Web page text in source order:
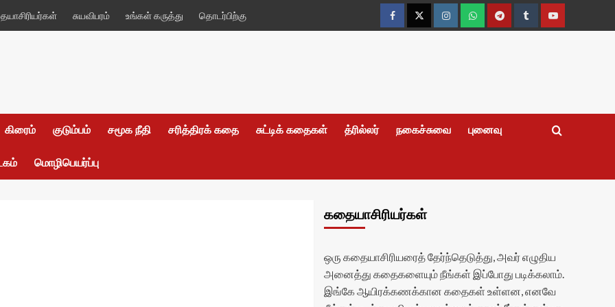
சுயவிபரம் உங்கள் கருத்து தொடர்பிற்கு
FacebookTwitterInstagramWhatsappTelegramTumblrYouTube
கிரைம் குடும்பம் சமூக நீதி சரித்திரக் கதை சுட்டிக் கதைகள் த்ரில்லர் நகைச்சுவை புனைவு
மொழிபெயர்ப்பு
கதையாசிரியர்கள்
ஒரு கதையாசிரியரைத் தேர்ந்தெடுத்து, அவர் எழுதிய
அனைத்து கதைகளையும் நீங்கள் இப்போது படிக்கலாம்.
இங்கே ஆயிரக்கணக்கான கதைகள் உள்ளன, எனவே